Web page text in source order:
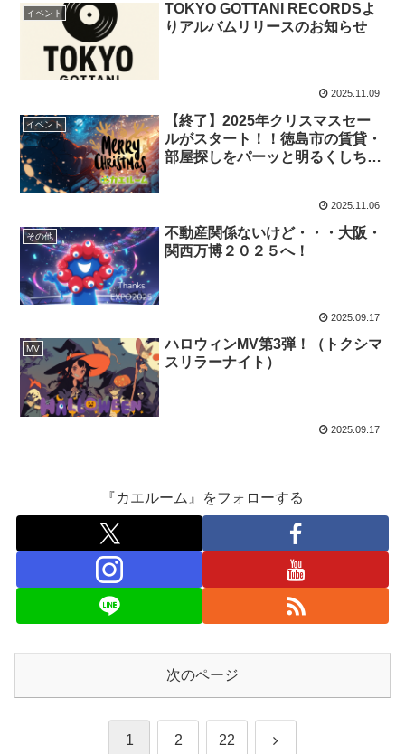
イベント
TOKYO GOTTANI RECORDSよ
りアルバムリリースのお知らせ
2025.11.09
イベント
【終了】2025年クリスマスセー
ルがスタート！！徳島市の賃貸・
部屋探しをパーッと明るくしちゃ
2025.11.06
その他
不動産関係ないけど・・・大阪・
関西万博２０２５へ！
2025.09.17
MV
ハロウィンMV第3弾！（トクシマ
スリラーナイト）
2025.09.17
『カエルーム』をフォローする
次のページ
1 2 22 次